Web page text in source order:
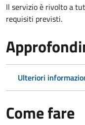
Il servizio è rivolto a
requisiti previsti.
Ulteriori
Come fare